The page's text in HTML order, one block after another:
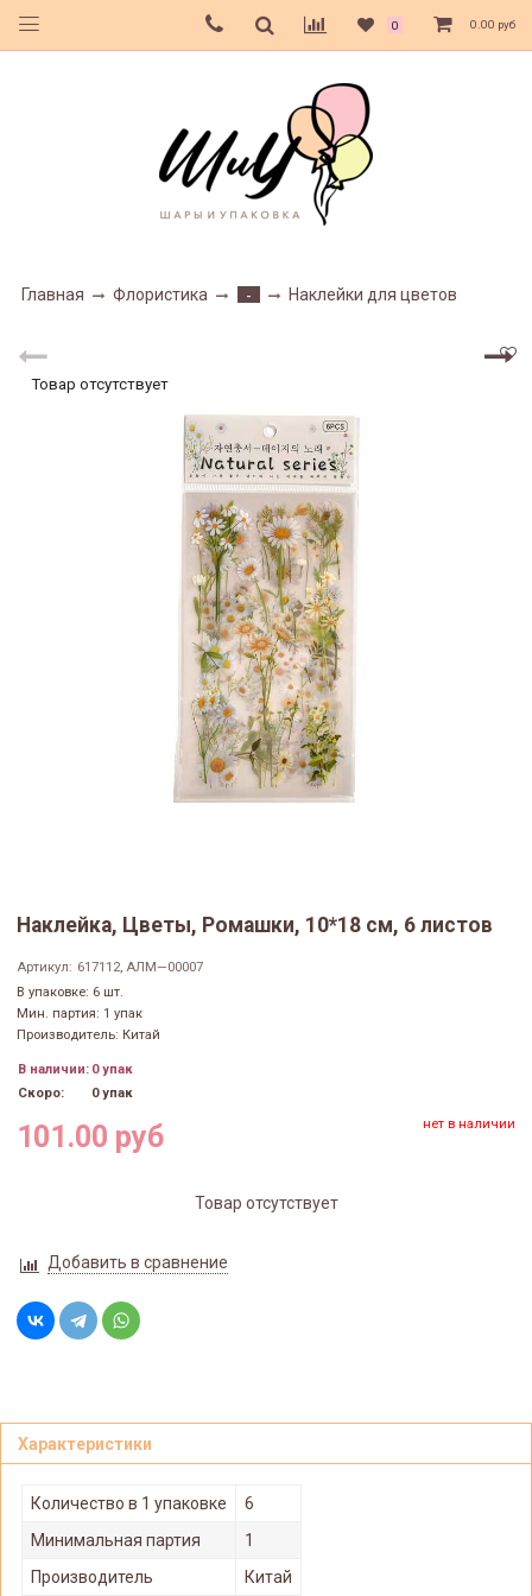
0 0.00 руб
Главная Флористика - Наклейки для цветов
Товар отсутствует
Наклейка, Цветы, Ромашки, 10*18 см, 6 листов
Артикул: 617112, АЛМ—00007
В упаковке: 6 шт.
Мин. партия: 1 упак
Производитель: Китай
В наличии: 0 упак
Скоро:
0 упак
101.00 руб нет в наличии
Товар отсутствует
Добавить в сравнение
Характеристики
Количество в 1 упаковке
6
Минимальная партия
1
Производитель
Китай